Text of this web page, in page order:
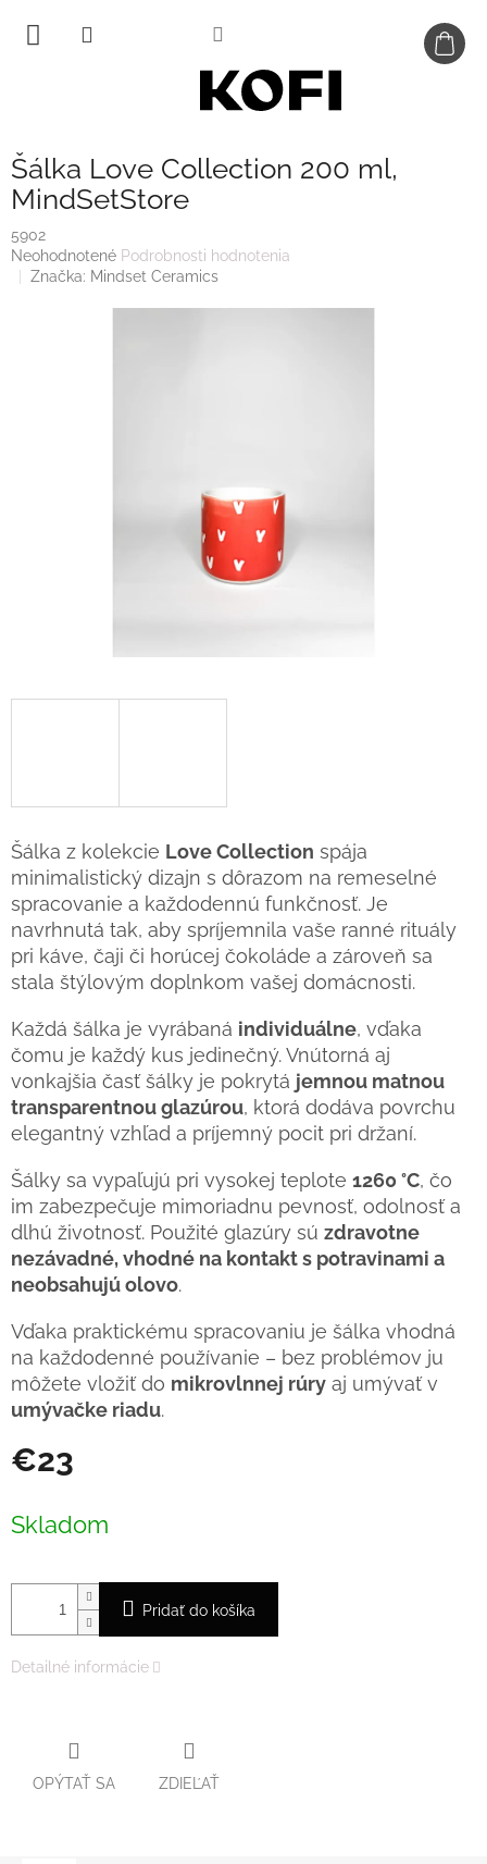
obsah
Šálka Love Collection 200 ml,
MindSetStore
5902
Priemerné
hodnotenie
Neohodnotené Podrobnosti hodnotenia
Značka: Mindset Ceramics
€23
cena:
Skladom
Pridať do košíka
Šálka z kolekcie Love Collection spája
minimalistický dizajn s dôrazom na remeselné
spracovanie a každodennú funkčnosť. Je
navrhnutá tak, aby spríjemnila vaše ranné rituály
pri káve, čaji či horúcej čokoláde a zároveň sa
stala štýlovým doplnkom vašej domácnosti.
Každá šálka je vyrábaná individuálne, vďaka
čomu je každý kus jedinečný. Vnútorná aj
vonkajšia časť šálky je pokrytá jemnou matnou
transparentnou glazúrou, ktorá dodáva povrchu
elegantný vzhľad a príjemný pocit pri držaní.
Šálky sa vypaľujú pri vysokej teplote 1260 °C, čo
im zabezpečuje mimoriadnu pevnosť, odolnosť a
dlhú životnosť. Použité glazúry sú zdravotne
nezávadné, vhodné na kontakt s potravinami a
neobsahujú olovo.
Vďaka praktickému spracovaniu je šálka vhodná
na každodenné používanie – bez problémov ju
môžete vložiť do mikrovlnnej rúry aj umývať v
umývačke riadu.
Detailné informácie
OPÝTAŤ SA ZDIEĽAŤ